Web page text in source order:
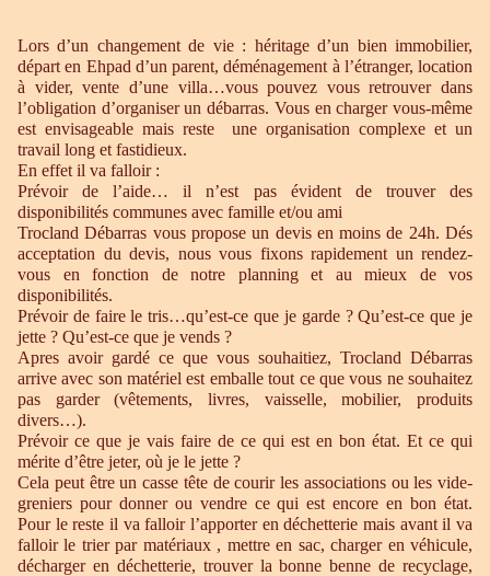
Lors d’un changement de vie : héritage d’un bien immobilier,
départ en Ehpad d’un parent, déménagement à l’étranger, location
à vider, vente d’une villa…vous pouvez vous retrouver dans
l’obligation d’organiser un débarras. Vous en charger vous-même
est envisageable mais reste une organisation complexe et un
travail long et fastidieux.
En effet il va falloir :
Prévoir de l’aide… il n’est pas évident de trouver des
disponibilités communes avec famille et/ou ami
Trocland Débarras vous propose un devis en moins de 24h. Dés
acceptation du devis, nous vous fixons rapidement un rendez-
vous en fonction de notre planning et au mieux de vos
disponibilités.
Prévoir de faire le tris…qu’est-ce que je garde ? Qu’est-ce que je
jette ? Qu’est-ce que je vends ?
Apres avoir gardé ce que vous souhaitiez, Trocland Débarras
arrive avec son matériel est emballe tout ce que vous ne souhaitez
pas garder (vêtements, livres, vaisselle, mobilier, produits
divers…).
Prévoir ce que je vais faire de ce qui est en bon état. Et ce qui
mérite d’être jeter, où je le jette ?
Cela peut être un casse tête de courir les associations ou les vide-
greniers pour donner ou vendre ce qui est encore en bon état.
Pour le reste il va falloir l’apporter en déchetterie mais avant il va
falloir le trier par matériaux , mettre en sac, charger en véhicule,
décharger en déchetterie, trouver la bonne benne de recyclage,